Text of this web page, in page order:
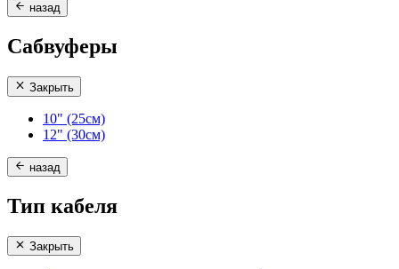
назад
Сабвуферы
Закрыть
10" (25см)
12" (30см)
назад
Тип кабеля
Закрыть